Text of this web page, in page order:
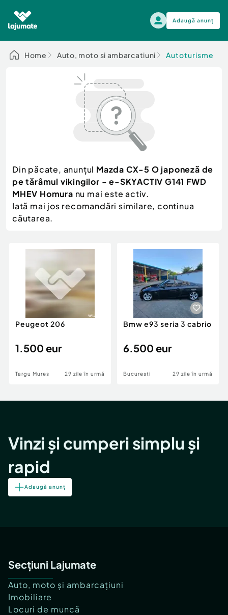
Adaugă anunț
Alege categoria
Auto, moto si ambarcatiuni
Electronice si electrocasnice
Mama si copilul
Moda si frumusete
Sport, timp liber, arta
Agro si Industrie
Afaceri și echipamente profesionale
Inchiriere Bunuri si Vehicule
Auto, moto si ambarcatiuni
Scutere - ATV - UTV
Autoutilitare
Ambarcatiuni
Camioane - Rulote - Remorci
Motociclete
Piese auto si accesorii
Home Auto, moto si ambarcatiuni Autoturisme
Din păcate, anunțul Mazda CX-5 O japoneză de
pe tărâmul vikingilor - e-SKYACTIV G141 FWD
MHEV Homura nu mai este activ.
Iată mai jos recomandări similare, continua
căutarea.
Peugeot 206
1.500 eur
Targu Mures 29 zile în urmă
Bmw e93 seria 3 cabrio
6.500 eur
Bucuresti 29 zile în urmă
Vinzi și cumperi simplu și
rapid
Adaugă anunț
Secțiuni Lajumate
Auto, moto și ambarcațiuni
Imobiliare
Locuri de muncă